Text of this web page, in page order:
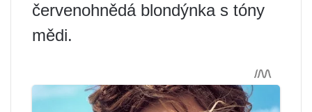
červenohnědá blondýnka s tóny
mědi.